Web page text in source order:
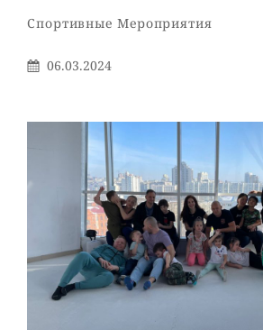
Рубрики
Спортивные Мероприятия
Опубликовано
06.03.2024